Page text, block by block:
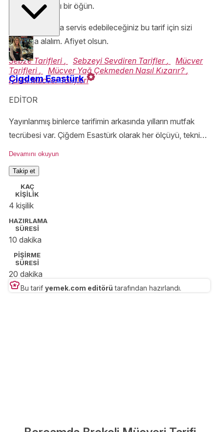
oldukça sağlıklı bir öğün.
Yanına yoğurtla servis edebileceğiniz bu tarif için sizi
mutfağa alalım. Afiyet olsun.
Sebze Tarifleri , Sebzeyi Sevdiren Tarifler,
Mücver
Tarifleri , Mücver Yağ Çekmeden Nasıl Kızarır?,
Farklı Mücver Tarifleri
Çigdem Esastürk
EDİTOR
Yayınlanmış binlerce tarifimin arkasında yılların mutfak
tecrübesi var. Çiğdem Esastürk olarak her ölçüyü, tekniği
ve püf noktasını özenle aktarıyor; Yemek.com okurlarını
Devamını okuyun
Takip et
KAÇ
KİŞİLİK
4 kişilik
HAZIRLAMA
SÜRESİ
10 dakika
PİŞİRME
SÜRESİ
20 dakika
Bu tarif yemek.com editörü tarafından hazırlandı.